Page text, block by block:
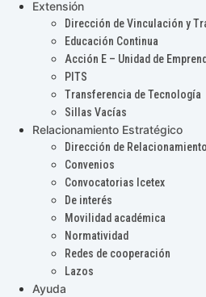
Extensión
Dirección de Vinculación y
Educación Continua
Acción E – Unidad de
PITS
Transferencia de Tecnología
Sillas Vacías
Relacionamiento Estratégico
Dirección de
Convenios
Convocatorias Icetex
De interés
Movilidad académica
Normatividad
Redes de cooperación
Lazos
Ayuda